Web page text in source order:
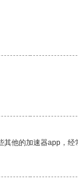
他的加速器app，经